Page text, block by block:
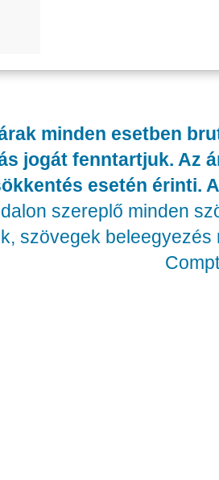
minden esetben
jogát fenntartjuk. Az
esetén érinti.
szereplő minden
szövegek